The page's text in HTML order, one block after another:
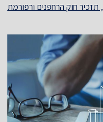
תזכיר חוק הרחפנים ורפורמת